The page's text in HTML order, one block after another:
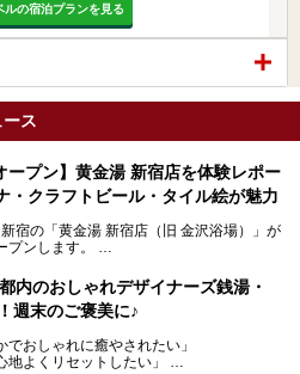
ルの宿泊プランを見る
ス
ープン】黄金湯 新宿店を体験レポー
・クラフトビール・タイル絵が魅力
宿の「黄金湯 新宿店（旧 金沢浴場）」が
プンします。
ジックなタイル絵はそのまま、昔からここ
も、新しく足を運んでくれる人にも愛され
湯"として生まれ変わりました。洞窟のよ
しく登場したスポットも併せて紹介しま
があるのに、基本の入浴料が銭湯価格の5
内のおしゃれデザイナーズ銭湯・
週末のご褒美に♪
でおしゃれに癒やされたい」
地よくリセットしたい」